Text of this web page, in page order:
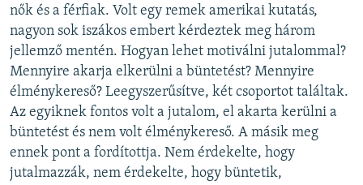
nők és a férfiak. Volt egy remek amerikai kutatás,
nagyon sok iszákos embert kérdeztek meg három
jellemző mentén. Hogyan lehet motiválni jutalommal?
Mennyire akarja elkerülni a büntetést? Mennyire
élménykereső? Leegyszerűsítve, két csoportot találtak.
Az egyiknek fontos volt a jutalom, el akarta kerülni a
büntetést és nem volt élménykereső. A másik meg
ennek pont a fordítottja. Nem érdekelte, hogy
jutalmazzák, nem érdekelte, hogy büntetik,